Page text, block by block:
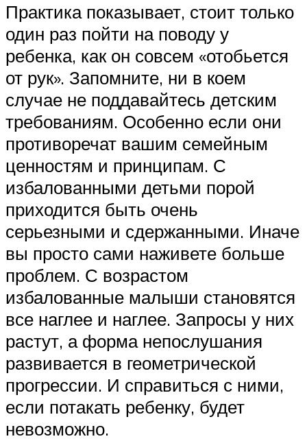
Практика показывает, стоит только
один раз пойти на поводу у
ребенка, как он совсем «отобьется
от рук». Запомните, ни в коем
случае не поддавайтесь детским
требованиям. Особенно если они
противоречат вашим семейным
ценностям и принципам. С
избалованными детьми порой
приходится быть очень
серьезными и сдержанными. Иначе
вы просто сами наживете больше
проблем. С возрастом
избалованные малыши становятся
все наглее и наглее. Запросы у них
растут, а форма непослушания
развивается в геометрической
прогрессии. И справиться с ними,
если потакать ребенку, будет
невозможно.